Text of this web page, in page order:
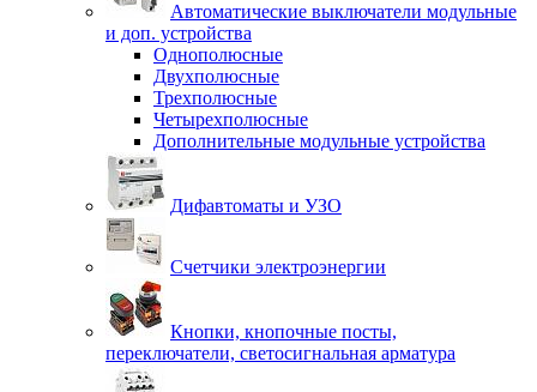
Автоматические выключатели модульные
и доп. устройства
Однополюсные
Двухполюсные
Трехполюсные
Четырехполюсные
Дополнительные модульные устройства
Дифавтоматы и УЗО
Счетчики электроэнергии
Кнопки, кнопочные посты,
переключатели, светосигнальная арматура